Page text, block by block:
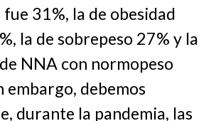
31%, la de obesidad
la de sobrepeso 27% y la
NNA con normopeso
embargo, debemos
durante la pandemia, las